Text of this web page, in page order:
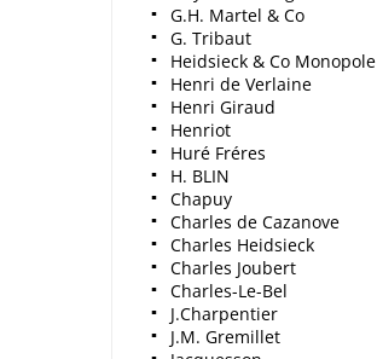
G.H. Martel & Co
G. Tribaut
Heidsieck & Co Monopole
Henri de Verlaine
Henri Giraud
Henriot
Huré Fréres
H. BLIN
Chapuy
Charles de Cazanove
Charles Heidsieck
Charles Joubert
Charles-Le-Bel
J.Charpentier
J.M. Gremillet